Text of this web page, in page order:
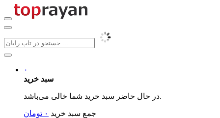
۰
سبد خرید
در حال حاضر سبد خرید شما خالی می‌باشد.
جمع سبد خرید ۰ تومان